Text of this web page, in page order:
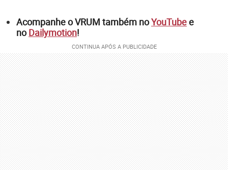
Acompanhe o VRUM também noYouTubee
noDailymotion!